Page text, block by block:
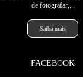
de fotografar,...
Saiba mais
FACEBOOK